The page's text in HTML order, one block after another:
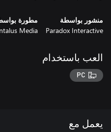
منشور بواسطة
Paradox Interactive
مطورة
Media
العب باستخدام
PC
يعمل مع